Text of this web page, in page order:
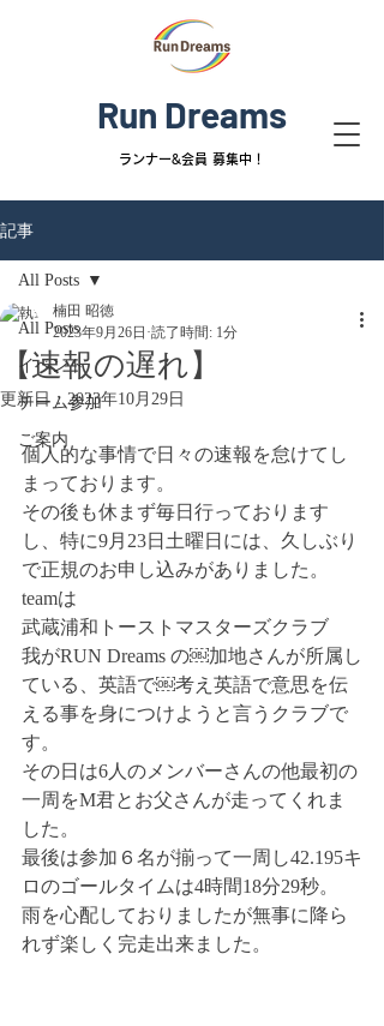
ランナー&会員 募集中！
Run Dreams
記事
All Posts
イベント
チーム参加
ご案内
All Posts
【速報の遅れ】
楠田 昭徳
2023年9月26日 読了時間: 1分
更新日：2023年10月29日
個人的な事情で日々の速報を怠けてし
まっております。
その後も休まず毎日行っております
し、特に9月23日土曜日には、久しぶり
で正規のお申し込みがありました。
teamは
武蔵浦和トーストマスターズクラブ
我がRUN Dreams の￼加地さんが所属し
ている、英語で￼考え英語で意思を伝
える事を身につけようと言うクラブで
す。
その日は6人のメンバーさんの他最初の
一周をM君とお父さんが走ってくれま
した。
最後は参加６名が揃って一周し42.195キ
ロのゴールタイムは4時間18分29秒。
雨を心配しておりましたが無事に降ら
れず楽しく完走出来ました。